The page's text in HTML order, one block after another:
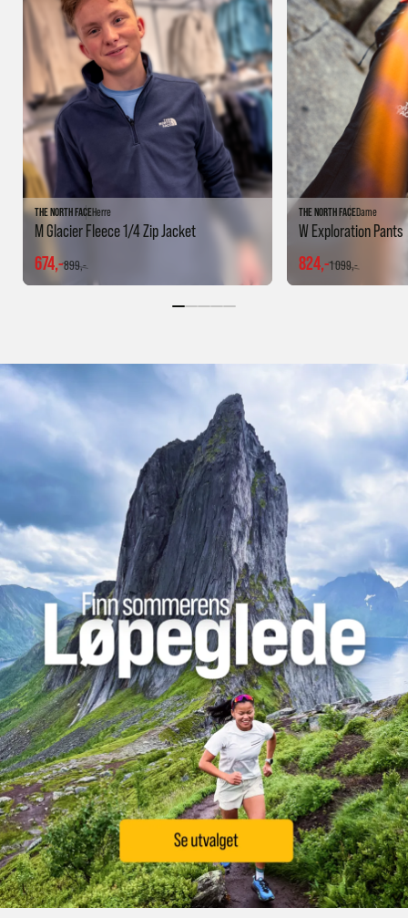
THE NORTH FACEHerre
M Glacier Fleece 1/4 Zip Jacket
899,-
674,-
THE NORTH FACEDame
W Exploration Pants
1 099,-
824,-